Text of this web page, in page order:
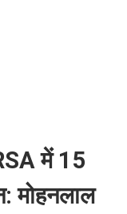
में 15
मोहनलाल